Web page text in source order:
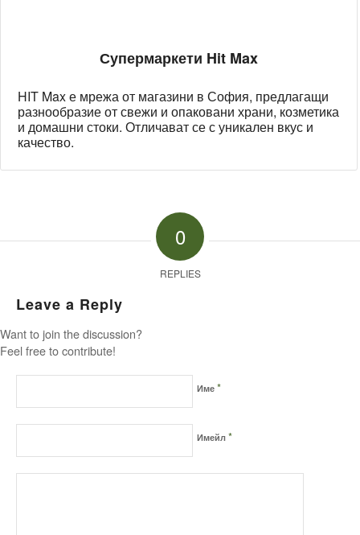
Супермаркети Hit Max
HIT Max е мрежа от магазини в София, предлагащи
разнообразие от свежи и опаковани храни, козметика
и домашни стоки. Отличават се с уникален вкус и
качество.
0
REPLIES
Leave a Reply
Want to join the discussion?
Feel free to contribute!
Име *
Имейл *